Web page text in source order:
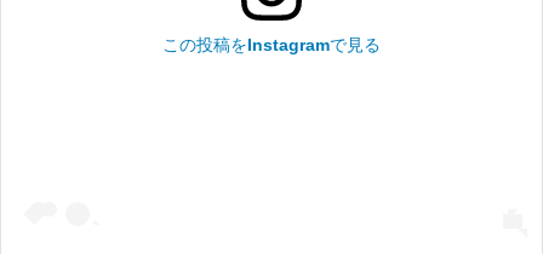
この投稿をInstagramで見る